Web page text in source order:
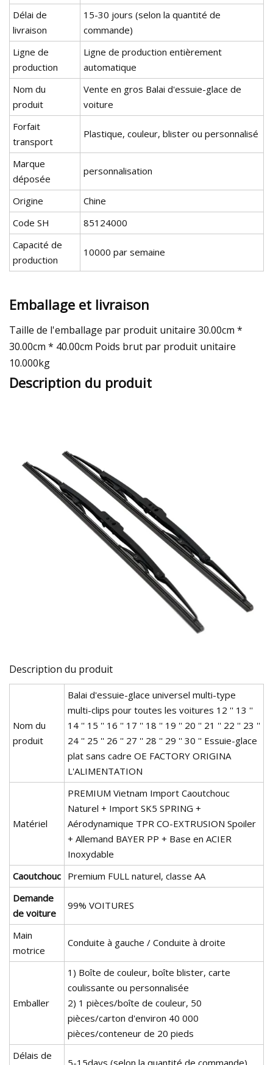
Délai de
livraison
15-30 jours (selon la quantité de
commande)
Ligne de
production
Ligne de production entièrement
automatique
Nom du
produit
Vente en gros Balai d'essuie-glace de
voiture
Forfait
transport
Plastique, couleur, blister ou personnalisé
Marque
déposée
personnalisation
Origine
Chine
Code SH
85124000
Capacité de
production
10000 par semaine
Emballage et livraison
Taille de l'emballage par produit unitaire 30.00cm *
30.00cm * 40.00cm Poids brut par produit unitaire
10.000kg
Description du produit
Description du produit
Nom du
produit
Balai d'essuie-glace universel multi-type
multi-clips pour toutes les voitures 12 '' 13 ''
14 '' 15 '' 16 '' 17 '' 18 '' 19 '' 20 '' 21 '' 22 '' 23 ''
24 '' 25 '' 26 '' 27 '' 28 '' 29 '' 30 '' Essuie-glace
plat sans cadre OE FACTORY ORIGINA
L'ALIMENTATION
Matériel
PREMIUM Vietnam Import Caoutchouc
Naturel + Import SK5 SPRING +
Aérodynamique TPR CO-EXTRUSION Spoiler
+ Allemand BAYER PP + Base en ACIER
Inoxydable
Caoutchouc Premium FULL naturel, classe AA
Demande
de voiture
99% VOITURES
Main
motrice
Conduite à gauche / Conduite à droite
Emballer
1) Boîte de couleur, boîte blister, carte
coulissante ou personnalisée
2) 1 pièces/boîte de couleur, 50
pièces/carton d'environ 40 000
pièces/conteneur de 20 pieds
Délais de
5-15days (selon la quantité de commande)